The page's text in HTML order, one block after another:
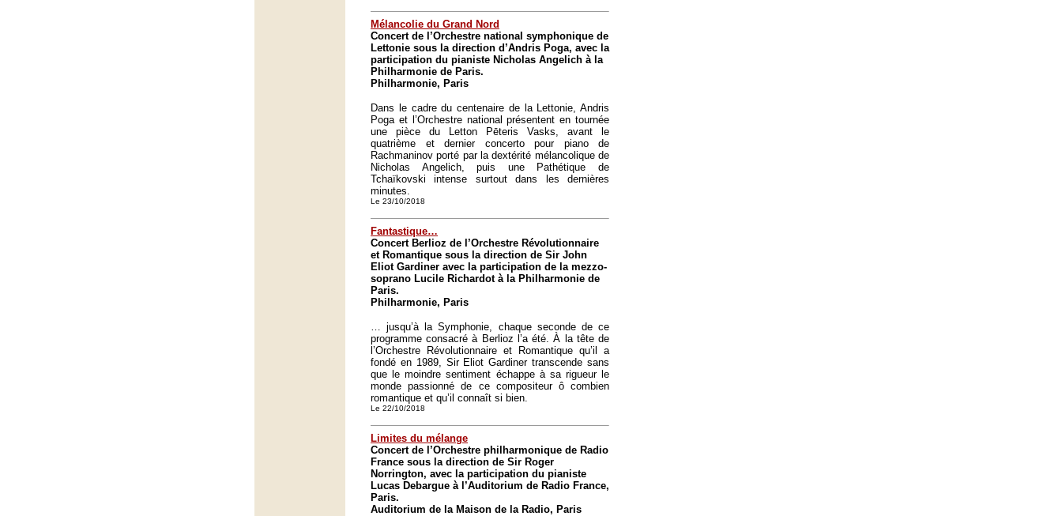
Mélancolie du Grand Nord
Concert de l’Orchestre national symphonique de
Lettonie sous la direction d’Andris Poga, avec la
participation du pianiste Nicholas Angelich à la
Philharmonie de Paris.
Philharmonie, Paris
Dans le cadre du centenaire de la Lettonie, Andris
Poga et l’Orchestre national présentent en tournée
une pièce du Letton Pēteris Vasks, avant le
quatrième et dernier concerto pour piano de
Rachmaninov porté par la dextérité mélancolique de
Nicholas Angelich, puis une Pathétique de
Tchaïkovski intense surtout dans les dernières
minutes.
Le 23/10/2018
Fantastique…
Concert Berlioz de l’Orchestre Révolutionnaire
et Romantique sous la direction de Sir John
Eliot Gardiner avec la participation de la mezzo-
soprano Lucile Richardot à la Philharmonie de
Paris.
Philharmonie, Paris
… jusqu’à la Symphonie, chaque seconde de ce
programme consacré à Berlioz l’a été. À la tête de
l’Orchestre Révolutionnaire et Romantique qu’il a
fondé en 1989, Sir Eliot Gardiner transcende sans
que le moindre sentiment échappe à sa rigueur le
monde passionné de ce compositeur ô combien
romantique et qu’il connaît si bien.
Le 22/10/2018
Limites du mélange
Concert de l’Orchestre philharmonique de Radio
France sous la direction de Sir Roger
Norrington, avec la participation du pianiste
Lucas Debargue à l’Auditorium de Radio France,
Paris.
Auditorium de la Maison de la Radio, Paris